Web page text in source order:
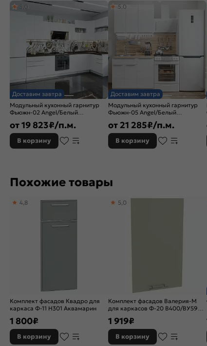
Доставим завтра
Модульный кухонный гарнитур
Фьюжн-02 Angel/Белый
2340x3900/1400x600
5,0
от19 823₽/п.м.
В корзину
Доставим завтра
Модульный кухонный гарнитур
Фьюжн-05 Angel/Белый
5,0
от 21 285₽/п.м.
В корзину
Похожие товары
Комплект фасадов Квадро для
каркаса Ф-11 Н301 Аквамарин
4,8
1 800₽
В корзину
Комплект фасадов Валерия-М
для каркасов Ф-20 В400/ВУ590/
5,0
1 919₽
В корзину